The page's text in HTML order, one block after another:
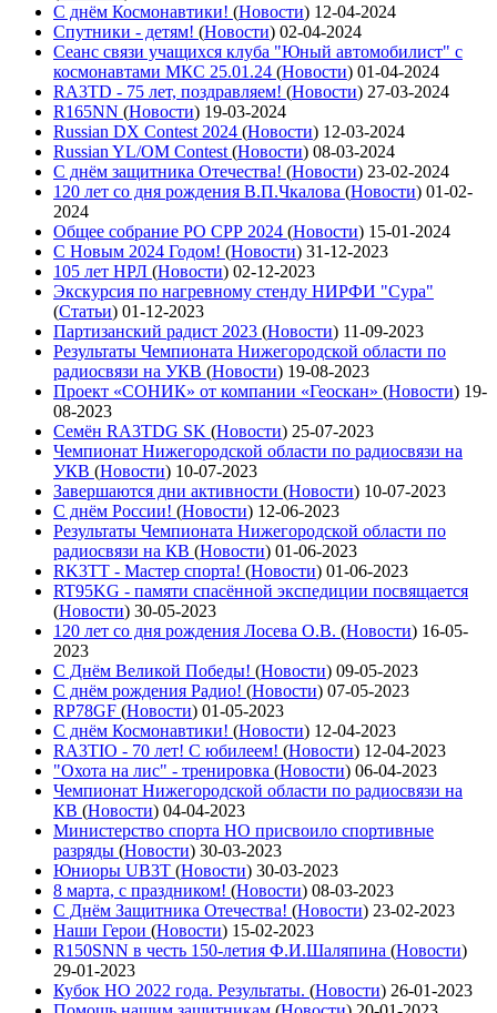
С днём Космонавтики! (Новости) 12-04-2024
Спутники - детям! (Новости) 02-04-2024
Сеанс связи учащихся клуба "Юный автомобилист" с
космонавтами МКС 25.01.24 (Новости) 01-04-2024
RA3TD - 75 лет, поздравляем! (Новости) 27-03-2024
R165NN (Новости) 19-03-2024
Russian DX Contest 2024 (Новости) 12-03-2024
Russian YL/OM Contest (Новости) 08-03-2024
С днём защитника Отечества! (Новости) 23-02-2024
120 лет со дня рождения В.П.Чкалова (Новости) 01-02-
2024
Общее собрание РО СРР 2024 (Новости) 15-01-2024
С Новым 2024 Годом! (Новости) 31-12-2023
105 лет НРЛ (Новости) 02-12-2023
Экскурсия по нагревному стенду НИРФИ "Сура"
(Статьи) 01-12-2023
Партизанский радист 2023 (Новости) 11-09-2023
Результаты Чемпионата Нижегородской области по
радиосвязи на УКВ (Новости) 19-08-2023
Проект «СОНИК» от компании «Геоскан» (Новости) 19-
08-2023
Семён RA3TDG SK (Новости) 25-07-2023
Чемпионат Нижегородской области по радиосвязи на
УКВ (Новости) 10-07-2023
Завершаются дни активности (Новости) 10-07-2023
С днём России! (Новости) 12-06-2023
Результаты Чемпионата Нижегородской области по
радиосвязи на КВ (Новости) 01-06-2023
RK3TT - Мастер спорта! (Новости) 01-06-2023
RT95KG - памяти спасённой экспедиции посвящается
(Новости) 30-05-2023
120 лет со дня рождения Лосева О.В. (Новости) 16-05-
2023
С Днём Великой Победы! (Новости) 09-05-2023
С днём рождения Радио! (Новости) 07-05-2023
RP78GF (Новости) 01-05-2023
С днём Космонавтики! (Новости) 12-04-2023
RA3TIO - 70 лет! С юбилеем! (Новости) 12-04-2023
"Охота на лис" - тренировка (Новости) 06-04-2023
Чемпионат Нижегородской области по радиосвязи на
КВ (Новости) 04-04-2023
Министерство спорта НО присвоило спортивные
разряды (Новости) 30-03-2023
Юниоры UB3T (Новости) 30-03-2023
8 марта, с праздником! (Новости) 08-03-2023
С Днём Защитника Отечества! (Новости) 23-02-2023
Наши Герои (Новости) 15-02-2023
R150SNN в честь 150-летия Ф.И.Шаляпина (Новости)
29-01-2023
Кубок НО 2022 года. Результаты. (Новости) 26-01-2023